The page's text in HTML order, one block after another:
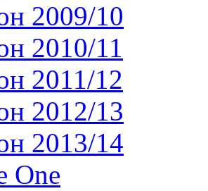
2009/10
2010/11
2011/12
2012/13
2013/14
One